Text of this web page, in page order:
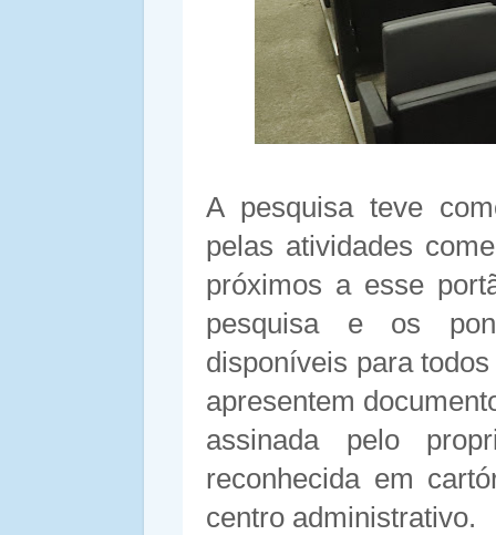
A pesquisa teve
pelas atividades
próximos a esse
pesquisa e os
disponíveis para
apresentem
assinada pelo
reconhecida em
centro administrativo.